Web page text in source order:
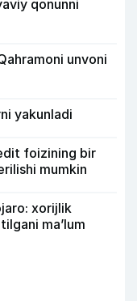
qonunni
unvoni
yakunladi
foizining bir
mumkin
xorijlik
ma’lum